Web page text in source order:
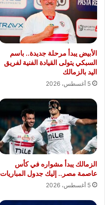
الأبيض يبدأ مرحلة جديدة.. باسم
السبكي يتولى القيادة الفنية لفريق
اليد بالزمالك
5 أغسطس، 2026
الزمالك يبدأ مشواره في كأس
عاصمة مصر.. إليك جدول المباريات
5 أغسطس، 2026